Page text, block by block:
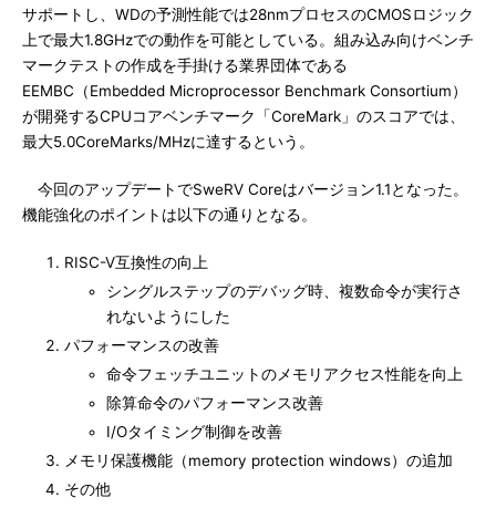
サポートし、WDの予測性能では28nmプロセスのCMOSロジック
上で最大1.8GHzでの動作を可能としている。組み込み向けベンチ
マークテストの作成を手掛ける業界団体である
EEMBC（Embedded Microprocessor Benchmark Consortium）
が開発するCPUコアベンチマーク「CoreMark」のスコアでは、
最大5.0CoreMarks/MHzに達するという。
今回のアップデートでSweRV Coreはバージョン1.1となった。
機能強化のポイントは以下の通りとなる。
RISC-V互換性の向上
シングルステップのデバッグ時、複数命令が実行さ
れないようにした
パフォーマンスの改善
命令フェッチユニットのメモリアクセス性能を向上
除算命令のパフォーマンス改善
I/Oタイミング制御を改善
メモリ保護機能（memory protection windows）の追加
その他